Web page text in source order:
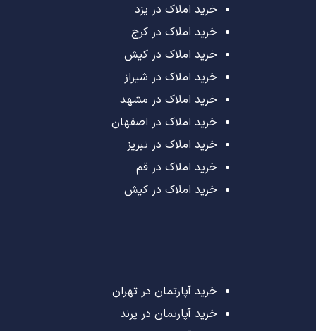
خرید املاک در یزد
خرید املاک در کرج
خرید املاک در کیش
خرید املاک در شیراز
خرید املاک در مشهد
خرید املاک در اصفهان
خرید املاک در تبریز
خرید املاک در قم
خرید املاک در کیش
خرید آپارتمان در تهران
خرید آپارتمان در پرند